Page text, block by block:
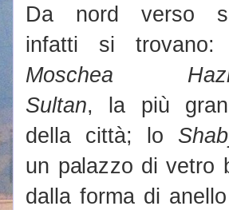
Da nord verso
infatti si trovano:
Moschea
Sultan, la più
della città; lo
un palazzo di vetro
dalla forma di